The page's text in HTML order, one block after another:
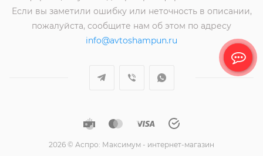
Если вы заметили ошибку или неточность в описании,
пожалуйста, сообщите нам об этом по адресу
info@avtoshampun.ru
2026 © Аспро: Максимум - интернет-магазин